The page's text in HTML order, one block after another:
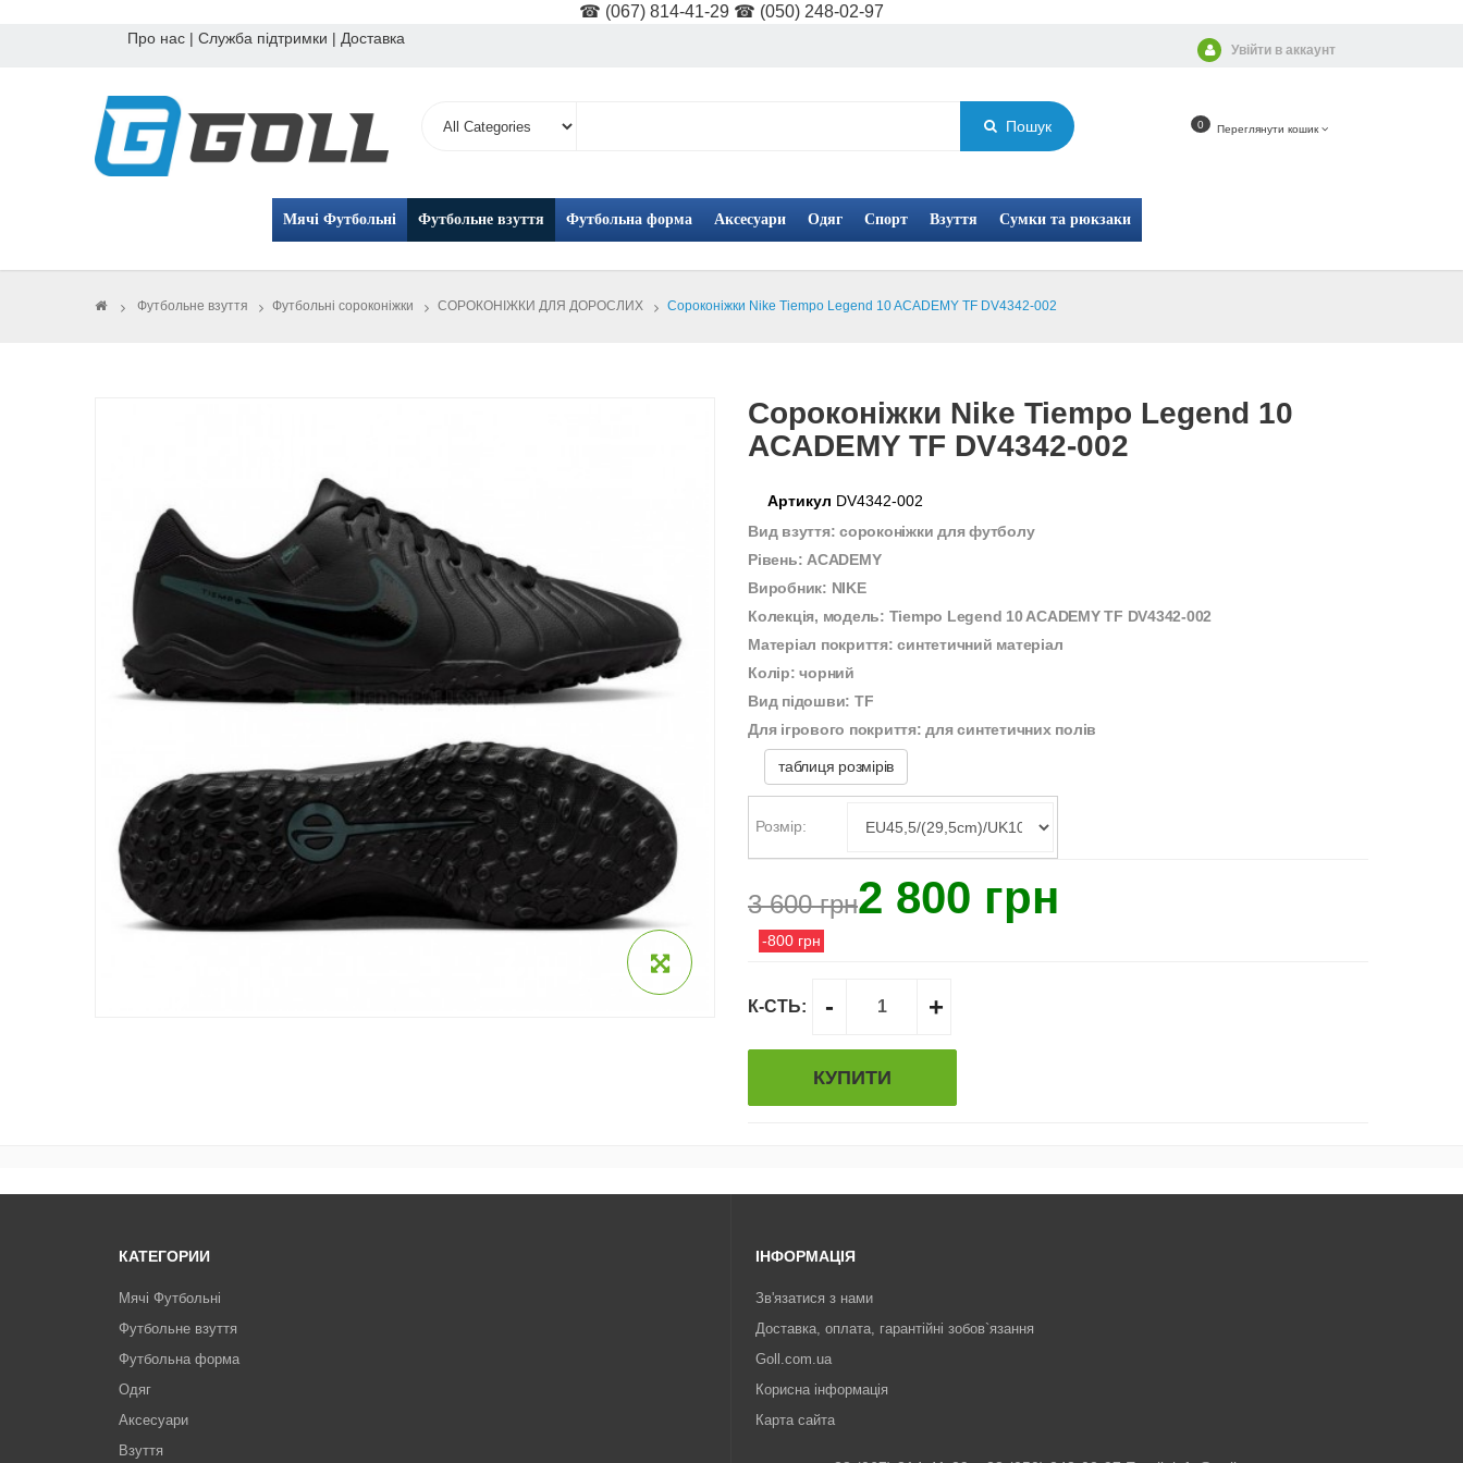
☎ (067) 814-41-29 ☎ (050) 248-02-97
Увійти в аккаунт
Про нас | Служба підтримки | Доставка
Пошук 0 Переглянути кошик
Мячі Футбольні Футбольне взуття Футбольна форма Аксесуари Одяг Спорт Взуття Сумки та рюкзаки
> Футбольне взуття > Футбольні сороконіжки > СОРОКОНІЖКИ ДЛЯ ДОРОСЛИХ > Сороконіжки Nike Tiempo Legend 10 ACADEMY TF DV4342-002
Сороконіжки Nike Tiempo Legend 10
ACADEMY TF DV4342-002
Артикул DV4342-002
Вид взуття: сороконіжки для футболу
Рівень: ACADEMY
Виробник: NIKE
Колекція, модель: Tiempo Legend 10 ACADEMY TF DV4342-002
Матеріал покриття: синтетичний матеріал
Колір: чорний
Вид підошви: TF
Для ігрового покриття: для синтетичних полів
таблиця розмірів
Розмір:
3 600 грн2 800 грн
-800 грн
К-СТЬ: - +
КУПИТИ
КАТЕГОРИИ
Мячі Футбольні
Футбольне взуття
Футбольна форма
Одяг
Аксесуари
Взуття
ІНФОРМАЦІЯ
Зв'язатися з нами
Доставка, оплата, гарантійні зобов`язання
Goll.com.ua
Корисна інформація
Карта сайта